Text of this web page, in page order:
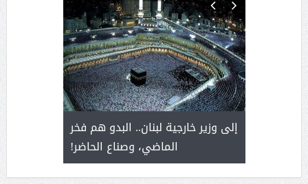
سلمان
إلى وزير خارجية لبنان.. البدو هم فخر
الماضي، وصناع الحاضر!